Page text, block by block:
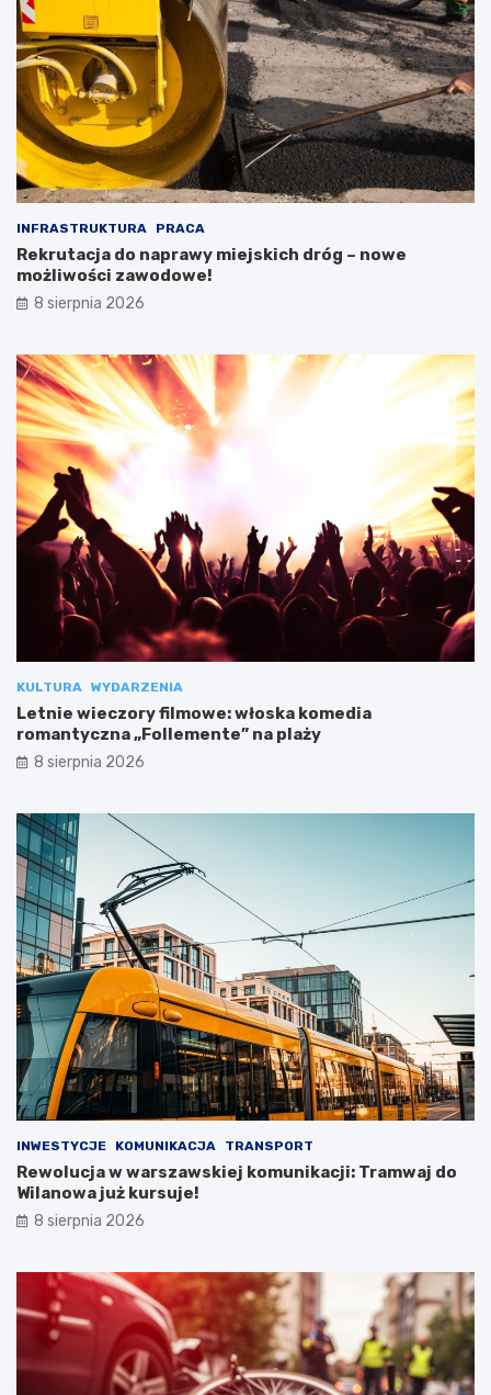
INFRASTRUKTURA PRACA
Rekrutacja do naprawy miejskich dróg – nowe
możliwości zawodowe!
8 sierpnia 2026
KULTURA WYDARZENIA
Letnie wieczory filmowe: włoska komedia
romantyczna „Follemente” na plaży
8 sierpnia 2026
INWESTYCJE KOMUNIKACJA TRANSPORT
Rewolucja w warszawskiej komunikacji: Tramwaj do
Wilanowa już kursuje!
8 sierpnia 2026